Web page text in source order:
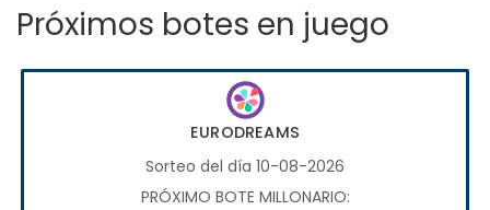
Próximos botes en juego
EURODREAMS
Sorteo del día 10-08-2026
PRÓXIMO BOTE MILLONARIO: